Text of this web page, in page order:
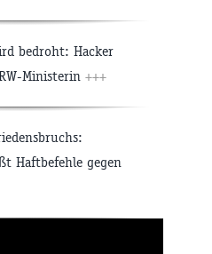
bedroht: Hacker
Ministerin +++
Haftbefehle gegen